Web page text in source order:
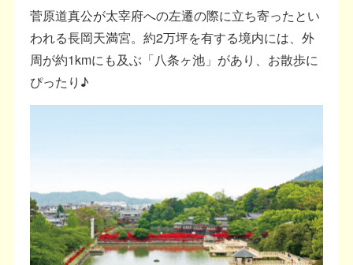
菅原道真公が太宰府への左遷の際に立ち寄ったとい
われる長岡天満宮。約2万坪を有する境内には、外
周が約1kmにも及ぶ「八条ヶ池」があり、お散歩に
ぴったり♪